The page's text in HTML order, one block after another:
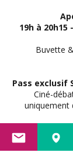
19h à
Buvette
Pass exclusif
Ciné-
uniquement